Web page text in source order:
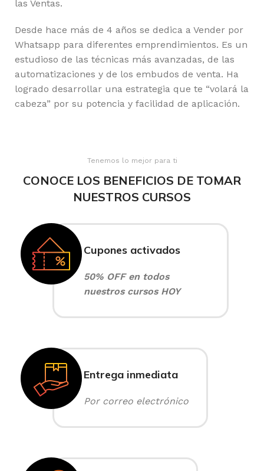
las Ventas.
Desde hace más de 4 años se dedica a Vender por
Whatsapp para diferentes emprendimientos. Es un
estudioso de las técnicas más avanzadas, de las
automatizaciones y de los embudos de venta. Ha
logrado desarrollar una estrategia que te “volará la
cabeza” por su potencia y facilidad de aplicación.
Tenemos lo mejor para ti
CONOCE LOS BENEFICIOS DE TOMAR
NUESTROS CURSOS
Cupones activados
50% OFF en todos
nuestros cursos HOY
Entrega inmediata
Por correo electrónico